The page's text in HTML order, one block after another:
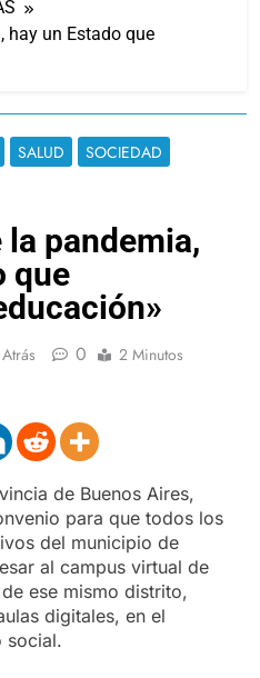
hay un Estado que
SALUD
SOCIEDAD
pandemia,
que
0 2 Minutos
de Buenos Aires,
para que todos los
del municipio de
al campus virtual de
ese mismo distrito,
digitales, en el
social.